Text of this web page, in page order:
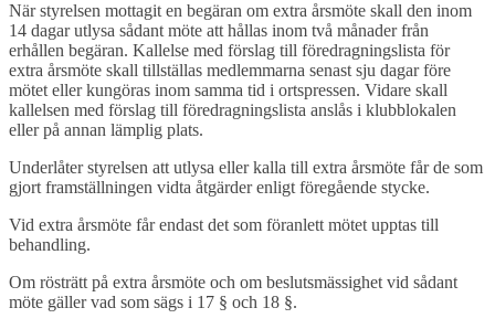
När styrelsen mottagit en begäran om extra årsmöte skall den inom
14 dagar utlysa sådant möte att hållas inom två månader från
erhållen begäran. Kallelse med förslag till föredragningslista för
extra årsmöte skall tillställas medlemmarna senast sju dagar före
mötet eller kungöras inom samma tid i ortspressen. Vidare skall
kallelsen med förslag till föredragningslista anslås i klubblokalen
eller på annan lämplig plats.
Underlåter styrelsen att utlysa eller kalla till extra årsmöte får de som
gjort framställningen vidta åtgärder enligt föregående stycke.
Vid extra årsmöte får endast det som föranlett mötet upptas till
behandling.
Om rösträtt på extra årsmöte och om beslutsmässighet vid sådant
möte gäller vad som sägs i 17 § och 18 §.